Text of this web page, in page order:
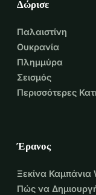
Δώρισε
Παλαιστίνη
Ουκρανία
Πλημμύρα
Σεισμός
Περισσότερες
Έρανος
Ξεκίνα Καμπάνια
Πώς να